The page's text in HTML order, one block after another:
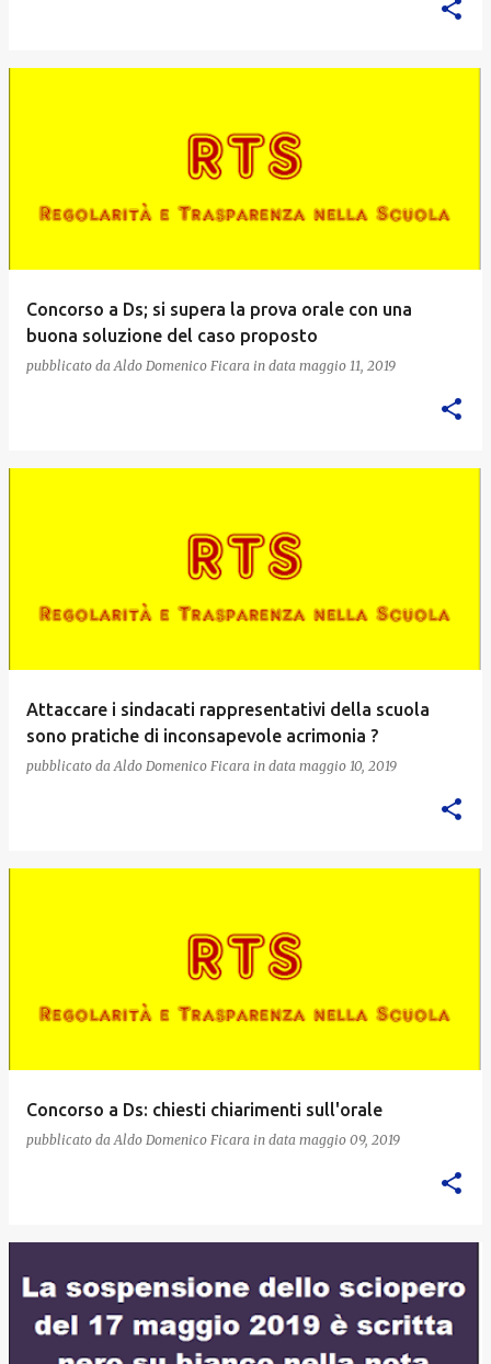
Concorso a Ds; si supera la prova orale con una
buona soluzione del caso proposto
pubblicato da Aldo Domenico Ficara in data maggio 11, 2019
Attaccare i sindacati rappresentativi della scuola
sono pratiche di inconsapevole acrimonia ?
pubblicato da Aldo Domenico Ficara in data maggio 10, 2019
Concorso a Ds: chiesti chiarimenti sull'orale
pubblicato da Aldo Domenico Ficara in data maggio 09, 2019